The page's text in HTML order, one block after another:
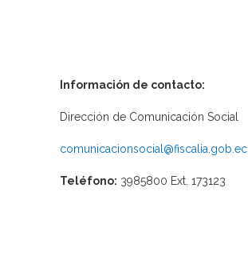
Información de contacto:
Dirección de Comunicación Social
comunicacionsocial@fiscalia.gob.ec
Teléfono: 3985800 Ext. 173123